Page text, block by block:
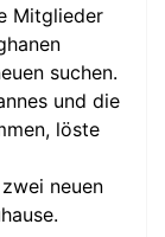
Mitglieder
suchen.
und die
löste
neuen